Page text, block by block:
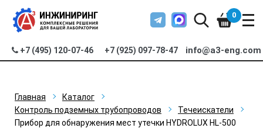
+7 (495) 120-07-46 +7 (925) 097-78-47 info@a3-eng.com
0
Главная
Каталог
Контроль подземных трубопроводов
Течеискатели
Прибор для обнаружения мест утечки HYDROLUX HL-500